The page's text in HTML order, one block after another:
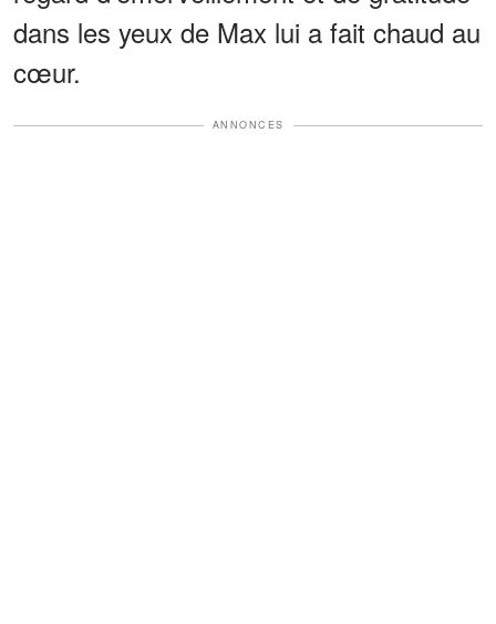
dans les yeux de Max lui a fait chaud au
cœur.
ANNONCES